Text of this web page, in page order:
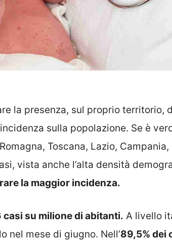
la presenza, sul proprio territorio,
sulla popolazione. Se è
Toscana, Lazio, Campania,
vista anche l’alta densità
la maggior incidenza.
su milione di abitanti. A livello
nel mese di giugno. Nell’89,5% dei